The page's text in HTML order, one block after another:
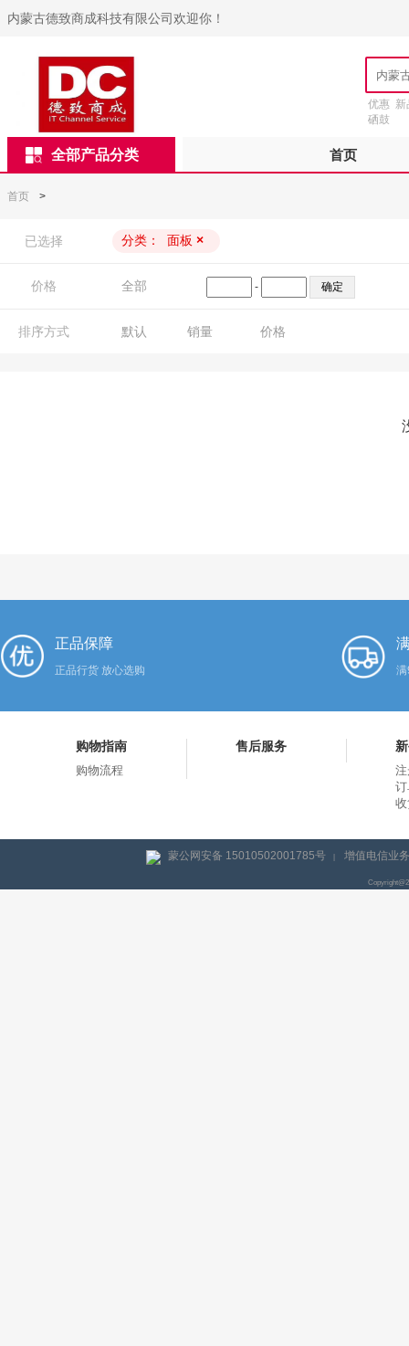
内蒙古德致商成科技有限公司欢迎你！
优惠 新
硒鼓
全部产品分类 首页
首页 >
已选择 分类： 面板 ×
价格 全部 -
排序方式 默认 销量 价格
正品保障
正品行货 放心选购
购物指南
购物流程
售后服务
蒙公网安备 15010502001785号 | 增值电信业